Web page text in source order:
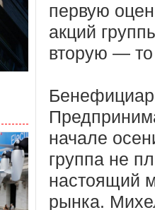
первую
акций
вторую —
начале
группа не
настоящий
рынка.